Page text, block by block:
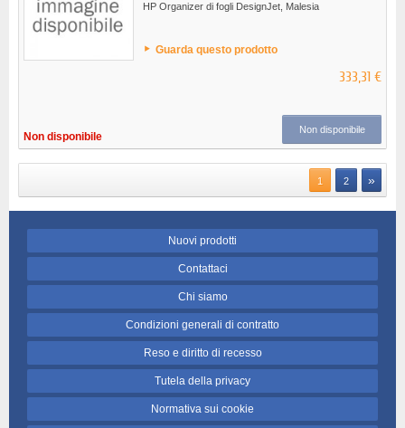
HP Organizer di fogli DesignJet, Malesia
Guarda questo prodotto
333,31 €
Non disponibile
Non disponibile
1 2 »
Nuovi prodotti
Contattaci
Chi siamo
Condizioni generali di contratto
Reso e diritto di recesso
Tutela della privacy
Normativa sui cookie